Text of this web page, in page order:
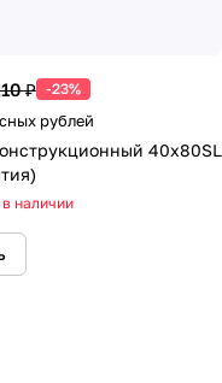
₽ -23%
рублей
40х80SL
наличии